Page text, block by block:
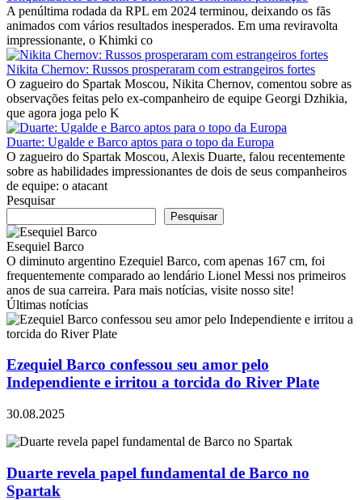
A penúltima rodada da RPL em 2024 terminou, deixando os fãs
animados com vários resultados inesperados. Em uma reviravolta
impressionante, o Khimki co
Nikita Chernov: Russos prosperaram com estrangeiros fortes
O zagueiro do Spartak Moscou, Nikita Chernov, comentou sobre as
observações feitas pelo ex-companheiro de equipe Georgi Dzhikia,
que agora joga pelo K
Duarte: Ugalde e Barco aptos para o topo da Europa
O zagueiro do Spartak Moscou, Alexis Duarte, falou recentemente
sobre as habilidades impressionantes de dois de seus companheiros
de equipe: o atacant
Pesquisar
Pesquisar
Esequiel Barco
O diminuto argentino Ezequiel Barco, com apenas 167 cm, foi
frequentemente comparado ao lendário Lionel Messi nos primeiros
anos de sua carreira. Para mais notícias, visite nosso site!
Últimas notícias
Ezequiel Barco confessou seu amor pelo
Independiente e irritou a torcida do River Plate
30.08.2025
Duarte revela papel fundamental de Barco no
Spartak